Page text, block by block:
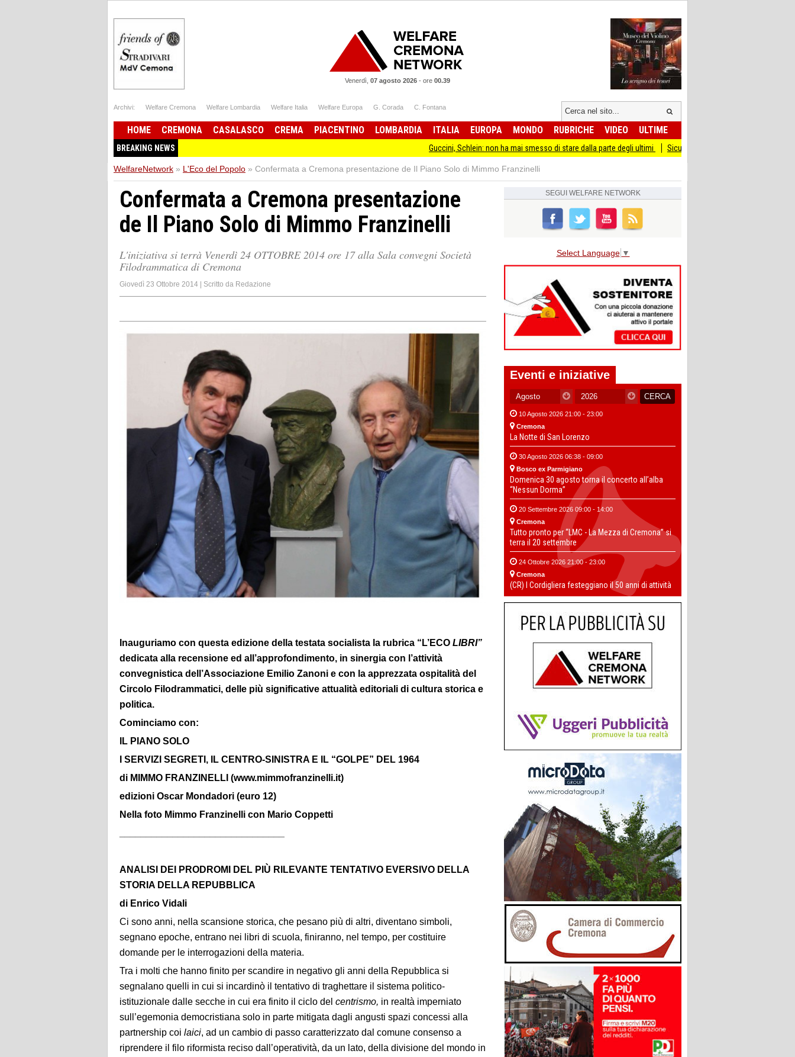
Venerdì, 07 agosto 2026 - ore 00.39
Archivi: Welfare Cremona Welfare Lombardia Welfare Italia Welfare Europa G. Corada C. Fontana
HOME CREMONA CASALASCO CREMA PIACENTINO LOMBARDIA ITALIA EUROPA MONDO RUBRICHE VIDEO ULTIME
BREAKING NEWS Guccini, Schlein: non ha mai smesso di stare dalla parte degli ultimi Sicurezza I Giovani Democratici ribattono ai
WelfareNetwork » L'Eco del Popolo » Confermata a Cremona presentazione de Il Piano Solo di Mimmo Franzinelli
Confermata a Cremona presentazione
de Il Piano Solo di Mimmo Franzinelli
L'iniziativa si terrà Venerdì 24 OTTOBRE 2014 ore 17 alla Sala convegni Società
Filodrammatica di Cremona
Giovedì 23 Ottobre 2014 | Scritto da Redazione
Inauguriamo con questa edizione della testata socialista la rubrica “L’ECO LIBRI”
dedicata alla recensione ed all’approfondimento, in sinergia con l’attività
convegnistica dell’Associazione Emilio Zanoni e con la apprezzata ospitalità del
Circolo Filodrammatici, delle più significative attualità editoriali di cultura storica e
politica.
Cominciamo con:
IL PIANO SOLO
I SERVIZI SEGRETI, IL CENTRO-SINISTRA E IL “GOLPE” DEL 1964
di MIMMO FRANZINELLI (www.mimmofranzinelli.it)
edizioni Oscar Mondadori (euro 12)
Nella foto Mimmo Franzinelli con Mario Coppetti
ANALISI DEI PRODROMI DEL PIÙ RILEVANTE TENTATIVO EVERSIVO DELLA
STORIA DELLA REPUBBLICA
di Enrico Vidali
Ci sono anni, nella scansione storica, che pesano più di altri, diventano simboli,
segnano epoche, entrano nei libri di scuola, finiranno, nel tempo, per costituire
domande per le interrogazioni della materia.
Tra i molti che hanno finito per scandire in negativo gli anni della Repubblica si
segnalano quelli in cui si incardinò il tentativo di traghettare il sistema politico-
istituzionale dalle secche in cui era finito il ciclo del centrismo, in realtà imperniato
sull’egemonia democristiana solo in parte mitigata dagli angusti spazi concessi alla
partnership coi laici, ad un cambio di passo caratterizzato dal comune consenso a
riprendere il filo riformista reciso dall’operatività, da un lato, della divisione del mondo in
SEGUI WELFARE NETWORK
Select Language ▼
Eventi e iniziative
10 Agosto 2026 21:00 - 23:00
Cremona
La Notte di San Lorenzo
30 Agosto 2026 06:38 - 09:00
Bosco ex Parmigiano
Domenica 30 agosto torna il concerto all’alba
“Nessun Dorma”
20 Settembre 2026 09:00 - 14:00
Cremona
Tutto pronto per “LMC - La Mezza di Cremona” si
terra il 20 settembre
24 Ottobre 2026 21:00 - 23:00
Cremona
(CR) I Cordigliera festeggiano il 50 anni di attività